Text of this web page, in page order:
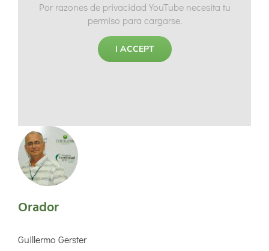
Por razones de privacidad YouTube necesita tu
permiso para cargarse.
I ACCEPT
Orador
Guillermo Gerster